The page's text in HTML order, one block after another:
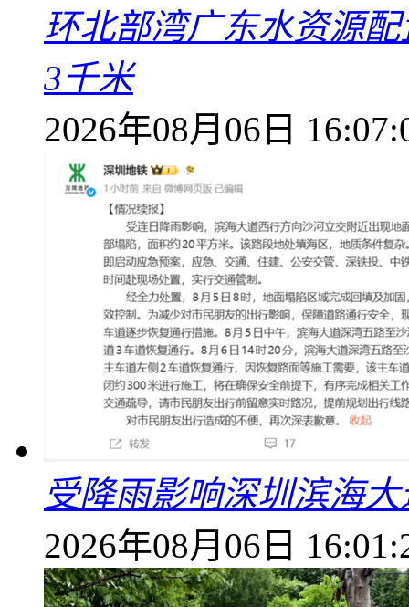
环北部湾广东水资源
3千米
2026年08月06日
受降雨影响深圳滨海
2026年08月06日